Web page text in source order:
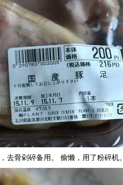
去骨剁碎备用。 偷懒，用了粉碎机。